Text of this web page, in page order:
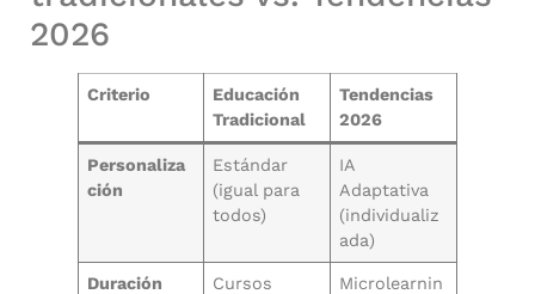
2026
Criterio
Educación
Tradicional
Tendencias
2026
Personaliza
ción
Estándar
(igual para
todos)
IA
Adaptativa
(individualiz
ada)
Duración
Cursos
Microlearnin